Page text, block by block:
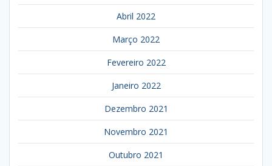
Abril 2022
Março 2022
Fevereiro 2022
Janeiro 2022
Dezembro 2021
Novembro 2021
Outubro 2021